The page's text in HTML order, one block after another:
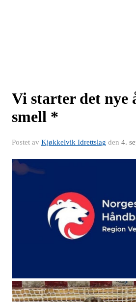
Vi starter det nye
smell *
Postet av Kjøkkelvik Idrettslag den 4.